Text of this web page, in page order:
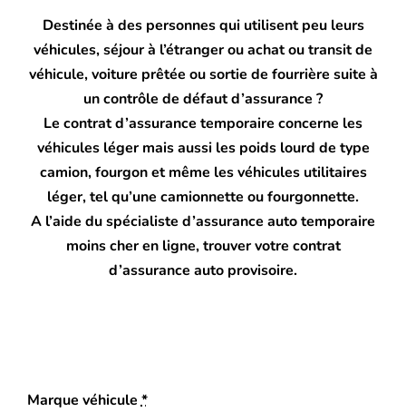
Destinée à des personnes qui utilisent peu leurs
véhicules, séjour à l’étranger ou achat ou transit de
véhicule, voiture prêtée ou sortie de fourrière suite à
un contrôle de défaut d’assurance ?
Le contrat d’assurance temporaire concerne les
véhicules léger mais aussi les poids lourd de type
camion, fourgon et même les véhicules utilitaires
léger, tel qu’une camionnette ou fourgonnette.
A l’aide du spécialiste d’assurance auto temporaire
moins cher en ligne, trouver votre contrat
d’assurance auto provisoire.
Marque véhicule*